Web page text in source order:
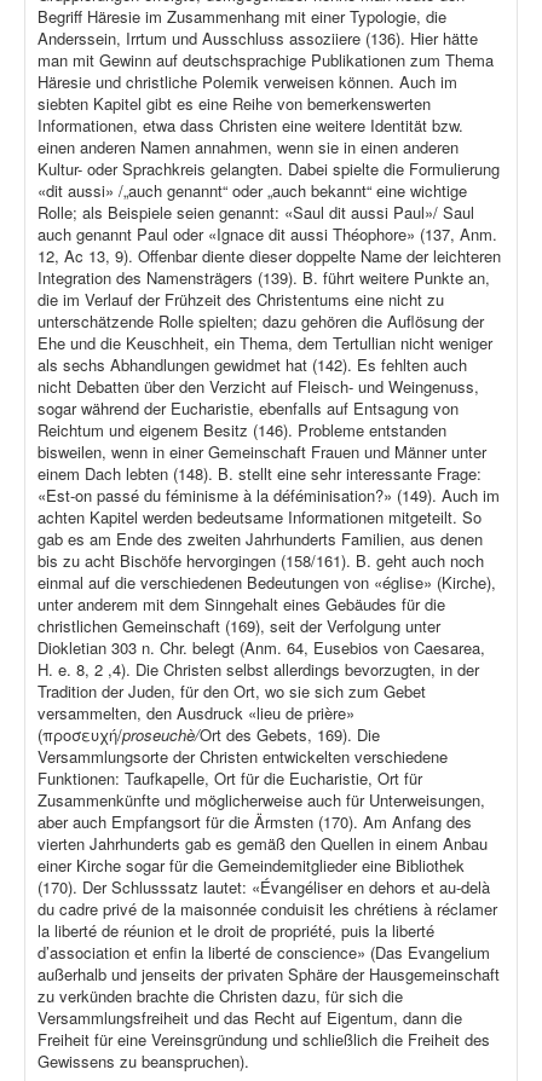
Begriff Häresie im Zusammenhang mit einer Typologie, die
Anderssein, Irrtum und Ausschluss assoziiere (136). Hier hätte
man mit Gewinn auf deutschsprachige Publikationen zum Thema
Häresie und christliche Polemik verweisen können. Auch im
siebten Kapitel gibt es eine Reihe von bemerkenswerten
Informationen, etwa dass Christen eine weitere Identität bzw.
einen anderen Namen annahmen, wenn sie in einen anderen
Kultur- oder Sprachkreis gelangten. Dabei spielte die Formulierung
«dit aussi» /„auch genannt“ oder „auch bekannt“ eine wichtige
Rolle; als Beispiele seien genannt: «Saul dit aussi Paul»/ Saul
auch genannt Paul oder «Ignace dit aussi Théophore» (137, Anm.
12, Ac 13, 9). Offenbar diente dieser doppelte Name der leichteren
Integration des Namensträgers (139). B. führt weitere Punkte an,
die im Verlauf der Frühzeit des Christentums eine nicht zu
unterschätzende Rolle spielten; dazu gehören die Auflösung der
Ehe und die Keuschheit, ein Thema, dem Tertullian nicht weniger
als sechs Abhandlungen gewidmet hat (142). Es fehlten auch
nicht Debatten über den Verzicht auf Fleisch- und Weingenuss,
sogar während der Eucharistie, ebenfalls auf Entsagung von
Reichtum und eigenem Besitz (146). Probleme entstanden
bisweilen, wenn in einer Gemeinschaft Frauen und Männer unter
einem Dach lebten (148). B. stellt eine sehr interessante Frage:
«Est-on passé du féminisme à la déféminisation?» (149). Auch im
achten Kapitel werden bedeutsame Informationen mitgeteilt. So
gab es am Ende des zweiten Jahrhunderts Familien, aus denen
bis zu acht Bischöfe hervorgingen (158/161). B. geht auch noch
einmal auf die verschiedenen Bedeutungen von «église» (Kirche),
unter anderem mit dem Sinngehalt eines Gebäudes für die
christlichen Gemeinschaft (169), seit der Verfolgung unter
Diokletian 303 n. Chr. belegt (Anm. 64, Eusebios von Caesarea,
H. e. 8, 2 ,4). Die Christen selbst allerdings bevorzugten, in der
Tradition der Juden, für den Ort, wo sie sich zum Gebet
versammelten, den Ausdruck «lieu de prière»
(προσευχή/proseuchè/Ort des Gebets, 169). Die
Versammlungsorte der Christen entwickelten verschiedene
Funktionen: Taufkapelle, Ort für die Eucharistie, Ort für
Zusammenkünfte und möglicherweise auch für Unterweisungen,
aber auch Empfangsort für die Ärmsten (170). Am Anfang des
vierten Jahrhunderts gab es gemäß den Quellen in einem Anbau
einer Kirche sogar für die Gemeindemitglieder eine Bibliothek
(170). Der Schlusssatz lautet: «Évangéliser en dehors et au-delà
du cadre privé de la maisonnée conduisit les chrétiens à réclamer
la liberté de réunion et le droit de propriété, puis la liberté
d’association et enfin la liberté de conscience» (Das Evangelium
außerhalb und jenseits der privaten Sphäre der Hausgemeinschaft
zu verkünden brachte die Christen dazu, für sich die
Versammlungsfreiheit und das Recht auf Eigentum, dann die
Freiheit für eine Vereinsgründung und schließlich die Freiheit des
Gewissens zu beanspruchen).